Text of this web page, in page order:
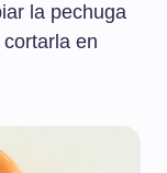
la pechuga
en